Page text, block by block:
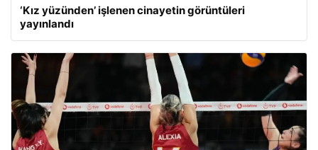
‘Kız yüzünden’ işlenen cinayetin görüntüleri
yayınlandı